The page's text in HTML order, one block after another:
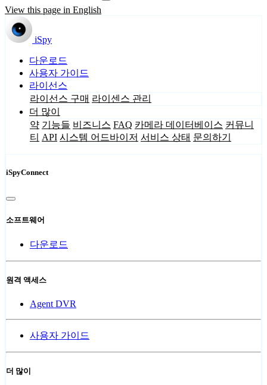
View this page in English
iSpy
다운로드
사용자 가이드
라이선스
라이선스 구매 라이센스 관리
더 많이
약 기능들 비즈니스 FAQ 카메라 데이터베이스 커뮤니
티 API 시스템 어드바이저 서비스 상태 문의하기
iSpyConnect
소프트웨어
다운로드
원격 액세스
Agent DVR
사용자 가이드
더 많이